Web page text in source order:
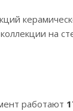
на
работают